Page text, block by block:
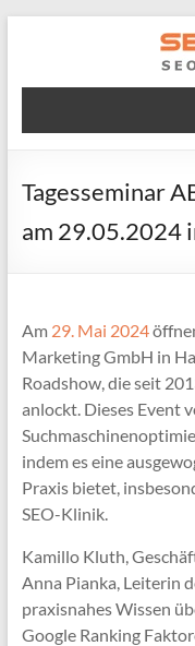
Tagesseminar
am 29.05.2024
Am 29. Mai 2024
Marketing GmbH in
Roadshow, die seit
anlockt. Dieses Event
indem es eine
Praxis bietet,
SEO-Klinik.
Kamillo Kluth,
Anna Pianka, Leiterin
praxisnahes Wissen
Google Ranking